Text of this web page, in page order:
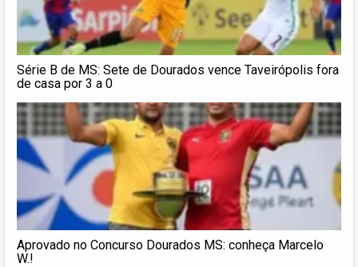
Série B de MS: Sete de Dourados vence Taveirópolis fora
de casa por 3 a 0
Aprovado no Concurso Dourados MS: conheça Marcelo
W.!